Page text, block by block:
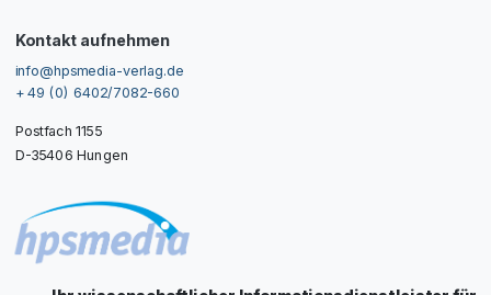
Kontakt aufnehmen
info@hpsmedia-verlag.de
+ 49 (0) 6402/7082-660
Postfach 1155
D-35406 Hungen